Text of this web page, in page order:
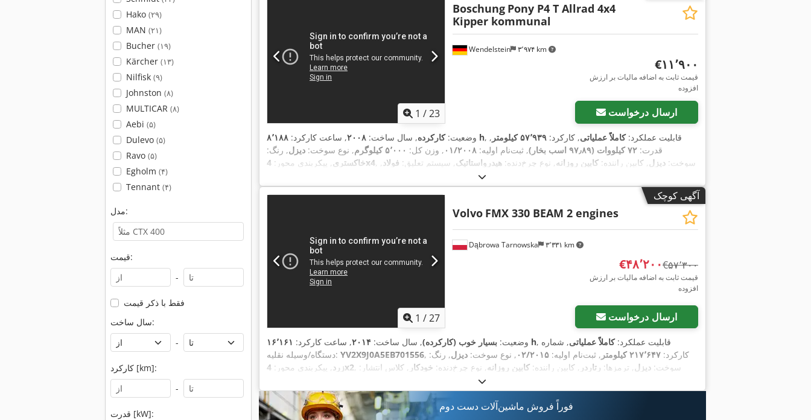
Hako (۲۹)
MAN (۲۱)
Bucher (۱۹)
Kärcher (۱۳)
Nilfisk (۹)
Johnston (۸)
MULTICAR (۸)
Aebi (۵)
Dulevo (۵)
Ravo (۵)
Egholm (۴)
Tennant (۴)
مدل:
قیمت:
-
فقط با ذکر قیمت
سال ساخت:
-
کارکرد [km]:
-
قدرت [kW]:
1 /23
Wendelstein ۳٬۹۷۴ km
Boschung Pony P4 T Allrad 4x4
Kipper kommunal
‎€۱۱٬۹۰۰
قیمت ثابت به اضافه مالیات بر ارزش
افزوده
ارسال درخواست
وضعیت:کارکرده, سال ساخت: ۲۰۰۸, ساعت کارکرد: ۸٬۱۸۸ h , قابلیت عملکرد:کاملاً عملیاتی, کارکرد: ۵۷٬۹۳۹ کیلومتر
,
قدرت: ۷۲ کیلووات (۹۷٫۸۹ اسب بخار) , ثبت‌نام اولیه: ۰۱/۲۰۰۸ , وزن کل: ۵٬۰۰۰ کیلوگرم , نوع سوخت: دیزل, رنگ:
خاکستری, پیکربندی محور: 4x4 , سوخت: دیزل, کابین راننده: کابین روزانه, نوع چرخ‌دنده: هیدرواستاتیک, سیستم تعلیق: فولاد,
آگهی کوچک
1 /27
Dąbrowa Tarnowska ۳٬۳۳۱ km
Volvo FMX 330 BEAM 2 engines
‎€۴۸٬۲۰۰ ‎€۵۷٬۳۰۰
قیمت ثابت به اضافه مالیات بر ارزش
افزوده
ارسال درخواست
وضعیت: بسیار خوب (کارکرده), سال ساخت: ۲۰۱۴, ساعت کارکرد: ۱۶٬۱۶۱ h , قابلیت عملکرد:کاملاً عملیاتی, شماره
دستگاه/وسیله نقلیه: YV2X9J0A5EB701556 , کارکرد: ۲۱۷٬۶۴۷ کیلومتر , ثبت‌نام اولیه: ۰۲/۲۰۱۵ , نوع سوخت: دیزل, رنگ:
زرد, پیکربندی محور: 4x2 , سوخت: دیزل, ترمزها: رتاردر , کابین راننده: کابین روزانه, نوع چرخ‌دنده: خودکار , کلاس انتشار:
فولاد-هوا
هیدرولیک, کروز کنترل,
فوراً فروش ماشین‌آلات دست دوم